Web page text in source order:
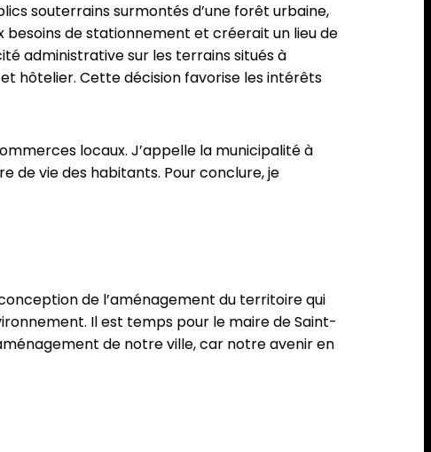
souterrains surmontés d’une forêt urbaine,
de stationnement et créerait un lieu de
administrative sur les terrains situés à
hôtelier. Cette décision favorise les intérêts
locaux. J’appelle la municipalité à
de vie des habitants. Pour conclure, je
de l’aménagement du territoire qui
Il est temps pour le maire de Saint-
de notre ville, car notre avenir en